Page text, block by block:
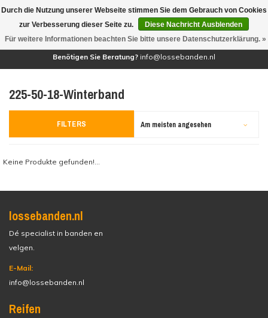
(0)
Benötigen Sie Beratung? info@lossebanden.nl
225-50-18-Winterband
FILTERS Am meisten angesehen
Keine Produkte gefunden!...
lossebanden.nl
Dé specialist in banden en
velgen.
E-Mail:
info@lossebanden.nl
Reifen
Durch die Nutzung unserer Webseite stimmen Sie dem Gebrauch von Cookies
zur Verbesserung dieser Seite zu.
Diese Nachricht Ausblenden
Für weitere Informationen beachten Sie bitte unsere Datenschutzerklärung. »